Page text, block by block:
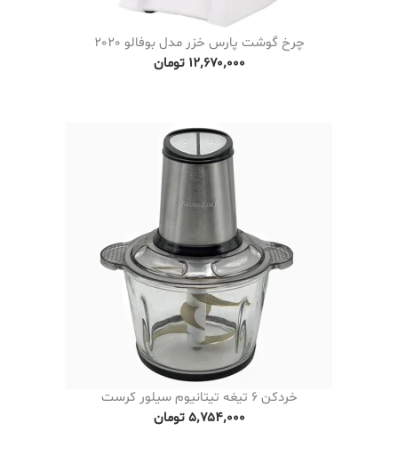
چرخ گوشت پارس خزر مدل بوفالو 2020
۱۲٬۶۷۰٬۰۰۰ تومان
خردکن 6 تیغه تیتانیوم سیلور کرست
۵٬۷۵۴٬۰۰۰ تومان